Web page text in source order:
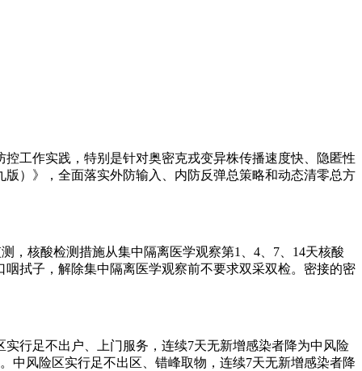
工作实践，特别是针对奥密克戎变异株传播速度快、隐匿性
）》，全面落实外防输入、内防反弹总策略和动态清零总方
，核酸检测措施从集中隔离医学观察第1、4、7、14天核酸
拭子，解除集中隔离医学观察前不要求双采双检。密接的密
行足不出户、上门服务，连续7天无新增感染者降为中风险
中风险区实行足不出区、错峰取物，连续7天无新增感染者降